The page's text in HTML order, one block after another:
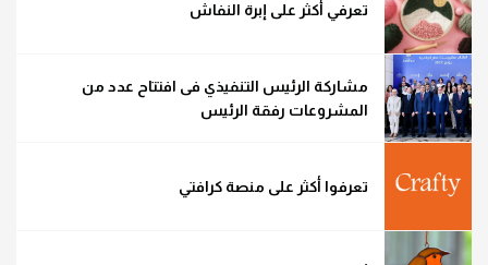
تعرفي أكثر على إبرة النفاش
مشاركة الرئيس التنفيذي فى افتتاح عدد من
المشروعات رفقة الرئيس
تعرفوا أكثر على منصة كرافتي